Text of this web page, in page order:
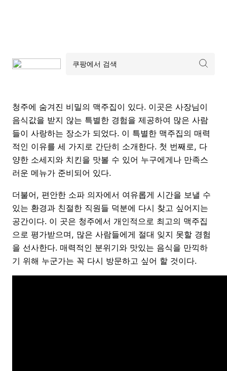
청주에 숨겨진 비밀의 맥주집이 있다. 이곳은 사장님이
음식값을 받지 않는 특별한 경험을 제공하여 많은 사람
들이 사랑하는 장소가 되었다. 이 특별한 맥주집의 매력
적인 이유를 세 가지로 간단히 소개한다. 첫 번째로, 다
양한 소세지와 치킨을 맛볼 수 있어 누구에게나 만족스
러운 메뉴가 준비되어 있다.
더불어, 편안한 소파 의자에서 여유롭게 시간을 보낼 수
있는 환경과 친절한 직원들 덕분에 다시 찾고 싶어지는
공간이다. 이 곳은 청주에서 개인적으로 최고의 맥주집
으로 평가받으며, 많은 사람들에게 절대 잊지 못할 경험
을 선사한다. 매력적인 분위기와 맛있는 음식을 만끽하
기 위해 누군가는 꼭 다시 방문하고 싶어 할 것이다.